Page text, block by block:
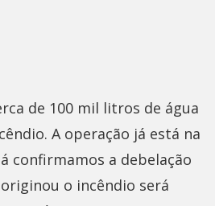
de 100 mil litros de água
A operação já está na
confirmamos a debelação
o incêndio será